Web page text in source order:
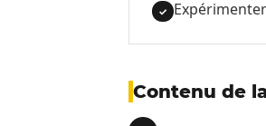
✓
Contenu de